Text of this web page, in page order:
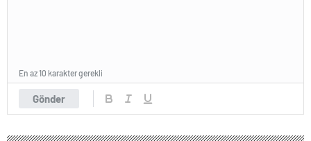
Gönder
En az 10 karakter gerekli